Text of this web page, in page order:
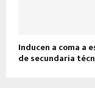
Inducen a coma a
de secundaria